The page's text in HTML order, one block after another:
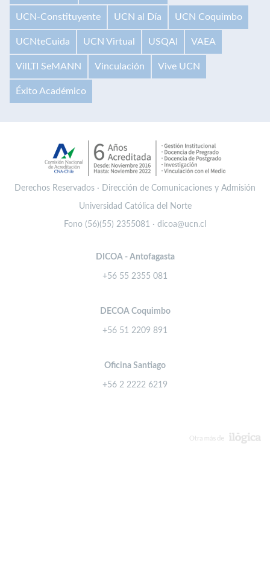
UCN-Constituyente UCN al Día UCN Coquimbo
UCNteCuida UCN Virtual USQAI VAEA
VilLTI SeMANN Vinculación Vive UCN
Éxito Académico
Derechos Reservados · Dirección de Comunicaciones y Admisión
Universidad Católica del Norte
Fono (56)(55) 2355081 · dicoa@ucn.cl
DICOA - Antofagasta
+56 55 2355 081
DECOA Coquimbo
+56 51 2209 891
Oficina Santiago
+56 2 2222 6219